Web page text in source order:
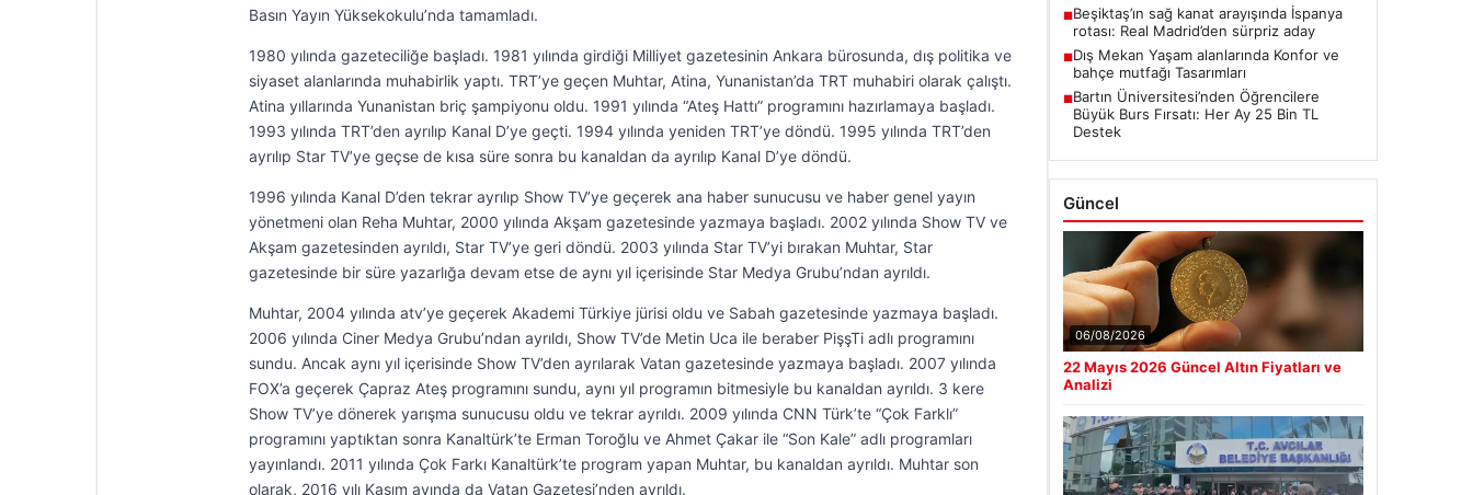
Basın Yayın Yüksekokulu’nda tamamladı.
1980 yılında gazeteciliğe başladı. 1981 yılında girdiği Milliyet gazetesinin Ankara bürosunda, dış politika ve
siyaset alanlarında muhabirlik yaptı. TRT’ye geçen Muhtar, Atina, Yunanistan’da TRT muhabiri olarak çalıştı.
Atina yıllarında Yunanistan briç şampiyonu oldu. 1991 yılında “Ateş Hattı” programını hazırlamaya başladı.
1993 yılında TRT’den ayrılıp Kanal D’ye geçti. 1994 yılında yeniden TRT’ye döndü. 1995 yılında TRT’den
ayrılıp Star TV’ye geçse de kısa süre sonra bu kanaldan da ayrılıp Kanal D’ye döndü.
1996 yılında Kanal D’den tekrar ayrılıp Show TV’ye geçerek ana haber sunucusu ve haber genel yayın
yönetmeni olan Reha Muhtar, 2000 yılında Akşam gazetesinde yazmaya başladı. 2002 yılında Show TV ve
Akşam gazetesinden ayrıldı, Star TV’ye geri döndü. 2003 yılında Star TV’yi bırakan Muhtar, Star
gazetesinde bir süre yazarlığa devam etse de aynı yıl içerisinde Star Medya Grubu’ndan ayrıldı.
Muhtar, 2004 yılında atv’ye geçerek Akademi Türkiye jürisi oldu ve Sabah gazetesinde yazmaya başladı.
2006 yılında Ciner Medya Grubu’ndan ayrıldı, Show TV’de Metin Uca ile beraber PişşTi adlı programını
sundu. Ancak aynı yıl içerisinde Show TV’den ayrılarak Vatan gazetesinde yazmaya başladı. 2007 yılında
FOX’a geçerek Çapraz Ateş programını sundu, aynı yıl programın bitmesiyle bu kanaldan ayrıldı. 3 kere
Show TV’ye dönerek yarışma sunucusu oldu ve tekrar ayrıldı. 2009 yılında CNN Türk’te “Çok Farklı”
programını yaptıktan sonra Kanaltürk’te Erman Toroğlu ve Ahmet Çakar ile “Son Kale” adlı programları
yayınlandı. 2011 yılında Çok Farkı Kanaltürk’te program yapan Muhtar, bu kanaldan ayrıldı. Muhtar son
olarak, 2016 yılı Kasım ayında da Vatan Gazetesi’nden ayrıldı.
■Beşiktaş’ın sağ kanat arayışında İspanya
rotası: Real Madrid’den sürpriz aday
■Dış Mekan Yaşam alanlarında Konfor ve
bahçe mutfağı Tasarımları
■Bartın Üniversitesi’nden Öğrencilere
Büyük Burs Fırsatı: Her Ay 25 Bin TL
Destek
Güncel
06/08/2026
22 Mayıs 2026 Güncel Altın Fiyatları ve
Analizi